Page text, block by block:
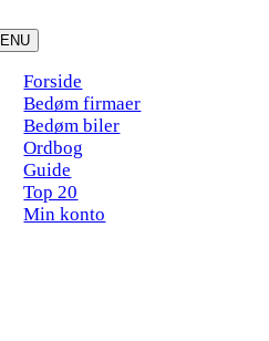
to
content
Forside
Bedøm firmaer
Bedøm biler
Ordbog
Guide
Top 20
Min konto